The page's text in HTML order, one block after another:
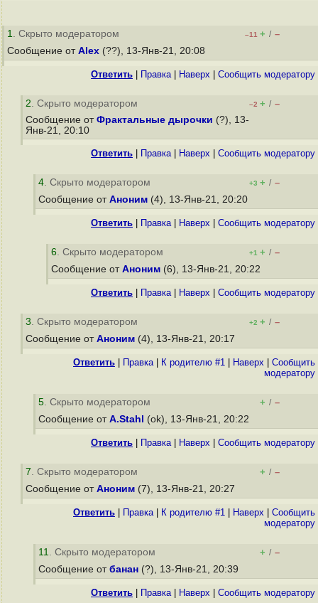
1. Скрыто модератором –11 + / –
Сообщение от Alex (??), 13-Янв-21, 20:08
Ответить Правка| Наверх Cообщить модератору
2. Скрыто модератором –2 + / –
Сообщение от Фрактальные дырочки (?), 13-
Янв-21, 20:10
Ответить Правка| Наверх Cообщить модератору
4. Скрыто модератором +3 + / –
Сообщение от Аноним (4), 13-Янв-21, 20:20
Ответить Правка| Наверх Cообщить модератору
6. Скрыто модератором +1 + / –
Сообщение от Аноним (6), 13-Янв-21, 20:22
Ответить Правка| Наверх Cообщить модератору
3. Скрыто модератором +2 + / –
Сообщение от Аноним (4), 13-Янв-21, 20:17
Ответить Правка| К родителю #1 Наверх
Cообщить
модератору
5. Скрыто модератором + / –
Сообщение от A.Stahl (ok), 13-Янв-21, 20:22
Ответить Правка| Наверх Cообщить модератору
7. Скрыто модератором + / –
Сообщение от Аноним (7), 13-Янв-21, 20:27
Ответить Правка| К родителю #1 Наверх
Cообщить
модератору
11. Скрыто модератором + / –
Сообщение от банан (?), 13-Янв-21, 20:39
Ответить Правка| Наверх Cообщить модератору